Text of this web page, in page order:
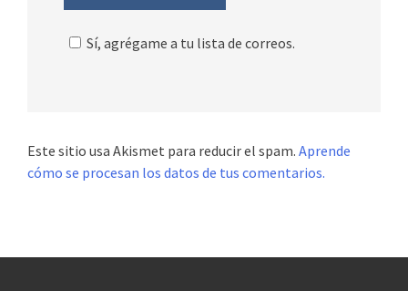
Sí, agrégame a tu lista de correos.
Este sitio usa Akismet para reducir el spam. Aprende
cómo se procesan los datos de tus comentarios.